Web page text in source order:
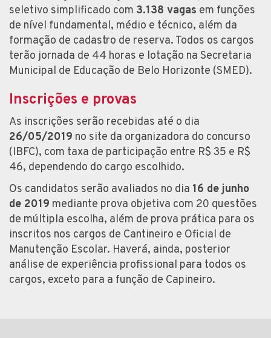
seletivo simplificado com 3.138 vagas em funções
de nível fundamental, médio e técnico, além da
formação de cadastro de reserva. Todos os cargos
terão jornada de 44 horas e lotação na Secretaria
Municipal de Educação de Belo Horizonte (SMED).
Inscrições e provas
As inscrições serão recebidas até o dia
26/05/2019 no site da organizadora do concurso
(IBFC), com taxa de participação entre R$ 35 e R$
46, dependendo do cargo escolhido.
Os candidatos serão avaliados no dia 16 de junho
de 2019 mediante prova objetiva com 20 questões
de múltipla escolha, além de prova prática para os
inscritos nos cargos de Cantineiro e Oficial de
Manutenção Escolar. Haverá, ainda, posterior
análise de experiência profissional para todos os
cargos, exceto para a função de Capineiro.